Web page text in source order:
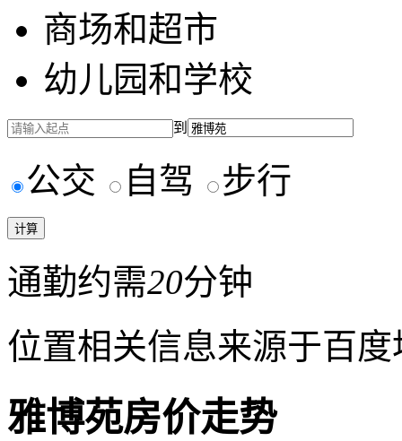
商场和超市
幼儿园和学校
到
公交 自驾 步行
通勤约需20分钟
位置相关信息来源于百
雅博苑房价走势